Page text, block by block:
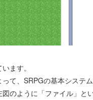
ます。
て、SRPGの基本システ
のように「ファイル」と